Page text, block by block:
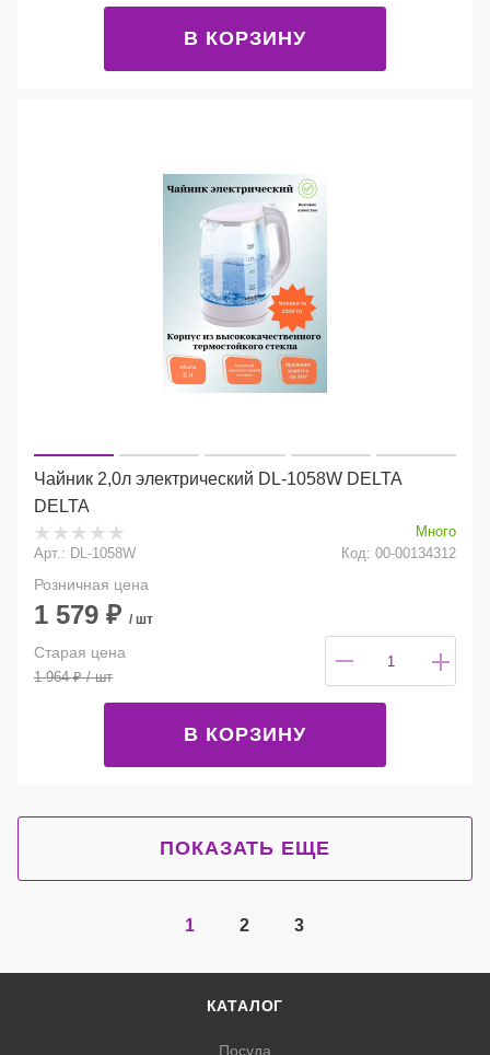
В КОРЗИНУ
Чайник 2,0л электрический DL-1058W DELTA
DELTA
Много
Арт.: DL-1058W
Код: 00-00134312
Розничная цена
1 579 ₽ / шт
Старая цена
1 964₽/ шт
В КОРЗИНУ
ПОКАЗАТЬ ЕЩЕ
1 2 3
КАТАЛОГ
Посуда